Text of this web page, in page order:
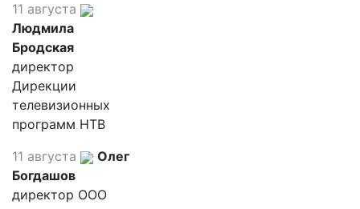
11 августа
Людмила
Бродская
директор
Дирекции
телевизионных
программ НТВ
11 августа
Олег
Богдашов
директор ООО